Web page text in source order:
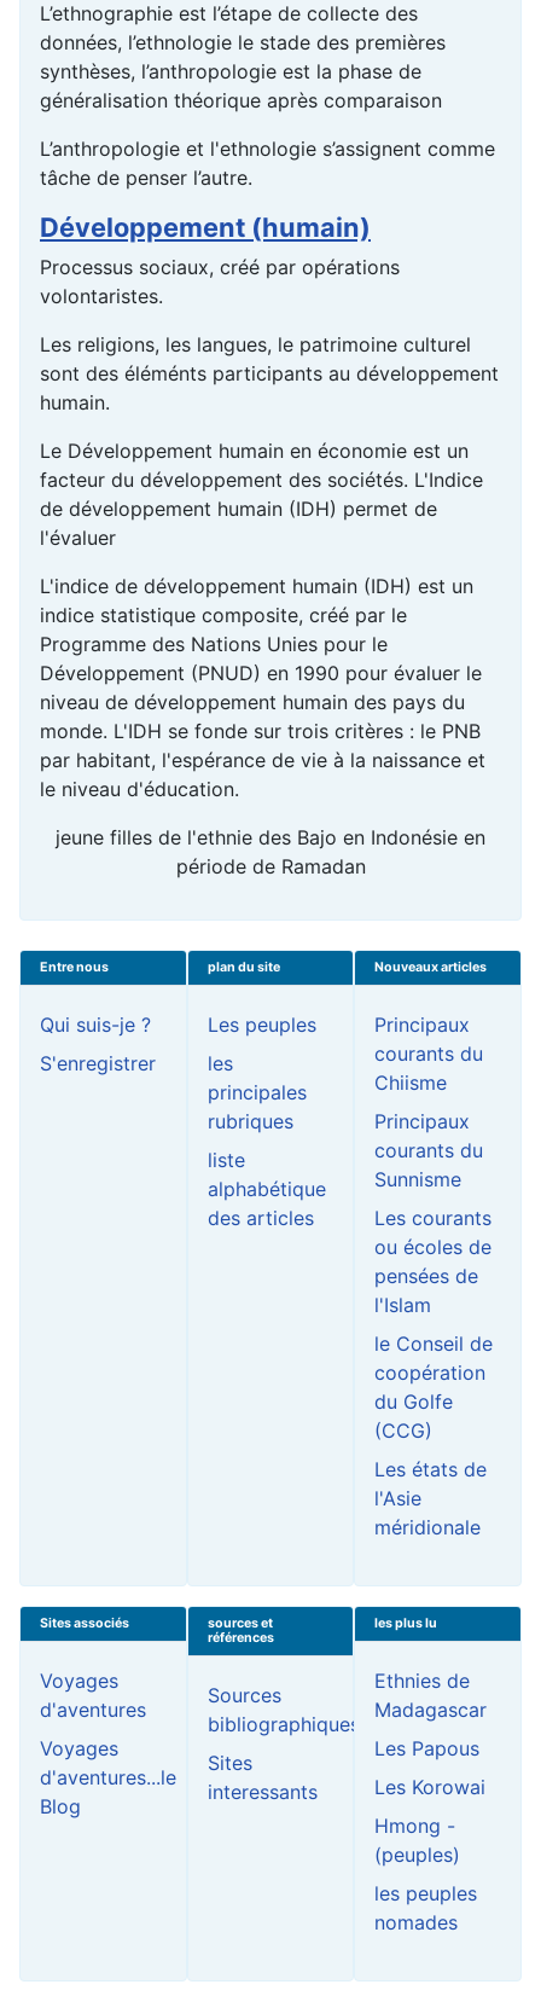
L’ethnographie est l’étape de collecte des
données, l’ethnologie le stade des premières
synthèses, l’anthropologie est la phase de
généralisation théorique après comparaison
L’anthropologie et l'ethnologie s’assignent comme
tâche de penser l’autre.
Développement (humain)
Processus sociaux, créé par opérations
volontaristes.
Les religions, les langues, le patrimoine culturel
sont des éléménts participants au développement
humain.
Le Développement humain en économie est un
facteur du développement des sociétés. L'Indice
de développement humain (IDH) permet de
l'évaluer
L'indice de développement humain (IDH) est un
indice statistique composite, créé par le
Programme des Nations Unies pour le
Développement (PNUD) en 1990 pour évaluer le
niveau de développement humain des pays du
monde. L'IDH se fonde sur trois critères : le PNB
par habitant, l'espérance de vie à la naissance et
le niveau d'éducation.
jeune filles de l'ethnie des Bajo en Indonésie en
période de Ramadan
Entre nous
Qui suis-je ?
S'enregistrer
plan du site
Les peuples
les
principales
rubriques
liste
alphabétique
des articles
Nouveaux articles
Principaux
courants du
Chiisme
Principaux
courants du
Sunnisme
Les courants
ou écoles de
pensées de
l'Islam
le Conseil de
coopération
du Golfe
(CCG)
Les états de
l'Asie
méridionale
Sites associés
Voyages
d'aventures
Voyages
d'aventures...le
Blog
sources et
références
Sources
bibliographiques
Sites
interessants
les plus lu
Ethnies de
Madagascar
Les Papous
Les Korowai
Hmong -
(peuples)
les peuples
nomades